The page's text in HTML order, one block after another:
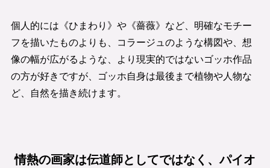
個人的には《ひまわり》や《薔薇》など、明確なモチー
フを描いたものよりも、コラージュのような構図や、想
像の幅が広がるような、より現実的ではないゴッホ作品
の方が好きですが、ゴッホ自身は最後まで植物や人物な
ど、自然を描き続けます。
情熱の画家は伝道師としてではなく、パイオ